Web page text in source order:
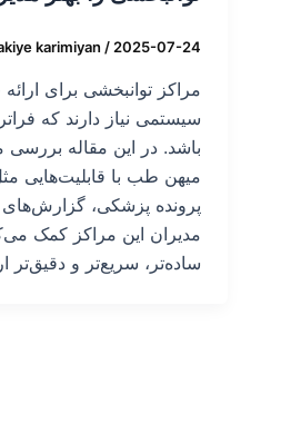
karimiyan/2025-07-24
مراکز توانبخشی برای
سیستمی نیاز دارند که
باشد. در این مقاله بررسی
میهن طب با قابلیت‌هایی
پرونده پزشکی، گزارش‌های
مدیران این مراکز کمک
ساده‌تر، سریع‌تر و دقیق‌تر